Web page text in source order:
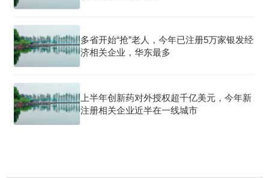
多省开始“抢”老人，今年已注册5万家银发经
济相关企业，华东最多
上半年创新药对外授权超千亿美元，今年新
注册相关企业近半在一线城市